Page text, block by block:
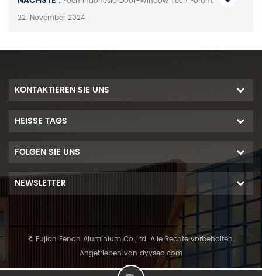
22. November 2024
KONTAKTIEREN SIE UNS
HEISSE TAGS
FOLGEN SIE UNS
NEWSLETTER
© Fujian Fenan Aluminium Co.,Ltd. Alle Rechte vorbehalten.
Angetrieben von dyyseo.com